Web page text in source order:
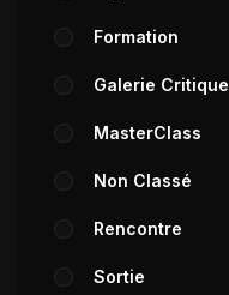
Formation
Galerie Critique
MasterClass
Non Classé
Rencontre
Sortie